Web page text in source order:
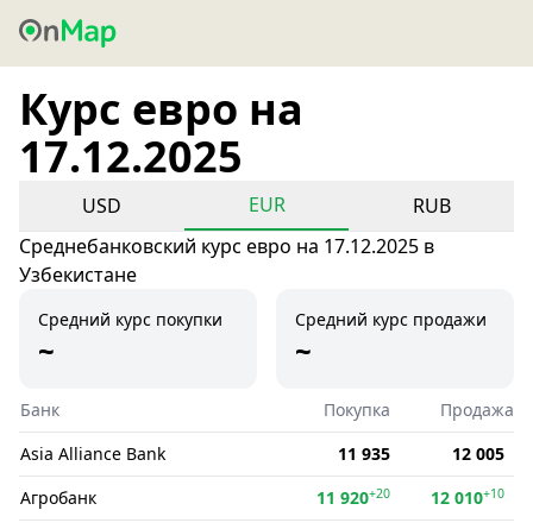
Курс евро на
17.12.2025
USD EUR
RUB
Среднебанковский курс евро на 17.12.2025 в
Узбекистане
Средний курс покупки
~
Средний курс продажи
~
Банк Покупка
Продажа
Asia Alliance Bank
11 935
12 005
Агробанк
11 920+20 12 010+10